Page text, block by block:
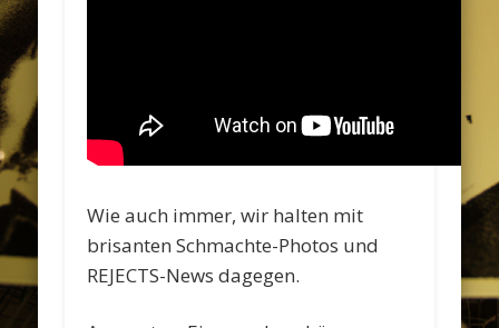
Wie auch immer, wir halten mit
brisanten Schmachte-Photos und
REJECTS-News dagegen.